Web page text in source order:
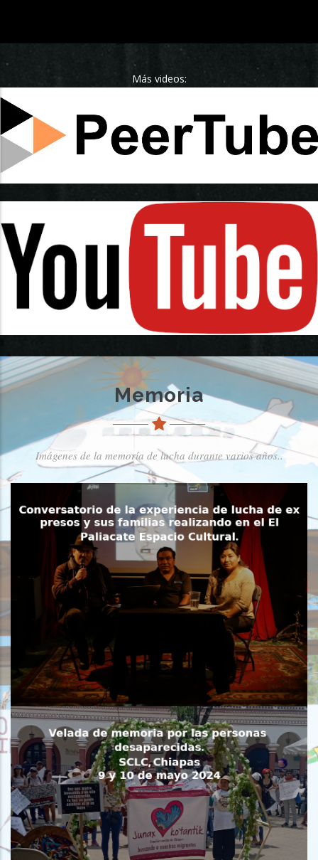
Más videos:
Memoria
Imágenes de la memoría de lucha durante varios años..